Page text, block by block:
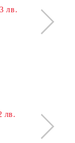
лв.
лв.